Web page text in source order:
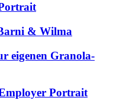
& Wilma
eigenen Granola-
Portrait